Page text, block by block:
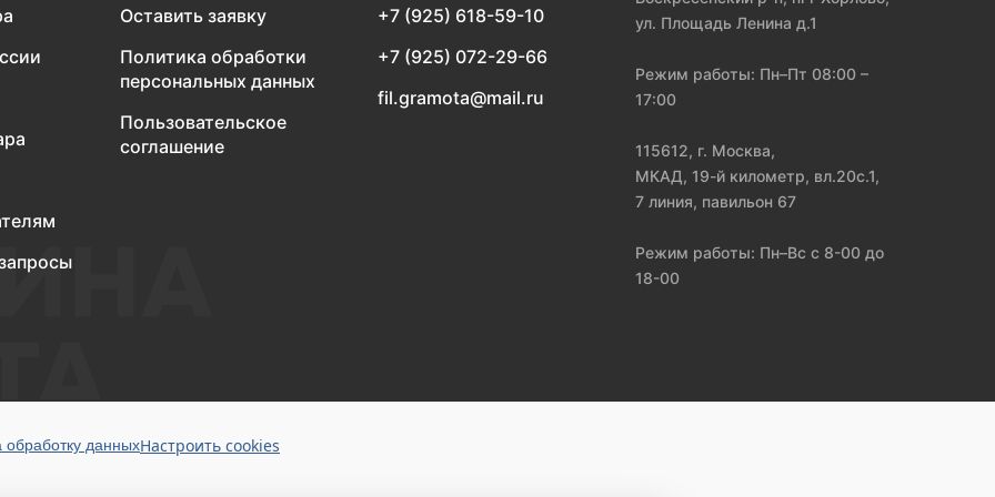
Оставить заявку
Политика обработки
персональных данных
Пользовательское
соглашение
+7 (925) 618-59-10
+7 (925) 072-29-66
fil.gramota@mail.ru
ул. Площадь Ленина д.1
Режим работы: Пн–Пт 08:00 –
17:00
115612, г. Москва,
МКАД, 19-й километр, вл.20с.1,
7 линия, павильон 67
Режим работы: Пн–Вс с 8-00 до
18-00
обработку данныхНастроить cookies